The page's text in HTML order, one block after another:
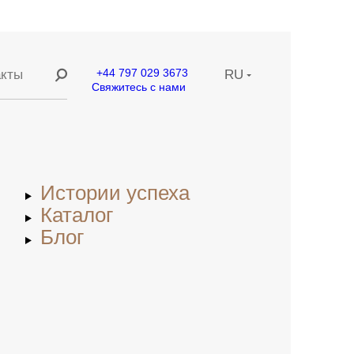
+44 797 029 3673
Свяжитесь с нами
RU
Истории успеха
Каталог
Блог